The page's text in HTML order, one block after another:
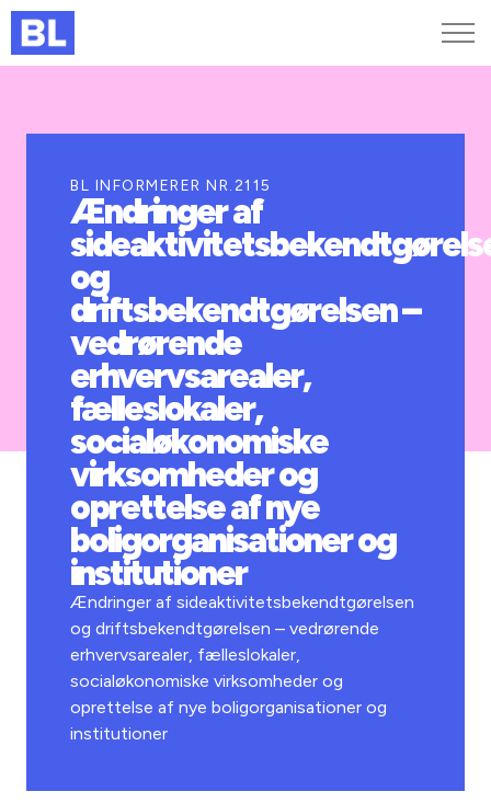
Kurser og arrangementer
Jobportalen
BL INFORMERER NR.2115
Ændringer af
og
driftsbekendtgørelsen –
vedrørende
erhvervsarealer,
fælleslokaler,
socialøkonomiske
virksomheder og
oprettelse af nye
boligorganisationer og
institutioner
Ændringer af sideaktivitetsbekendtgørelsen
og driftsbekendtgørelsen – vedrørende
erhvervsarealer, fælleslokaler,
socialøkonomiske virksomheder og
oprettelse af nye boligorganisationer og
institutioner